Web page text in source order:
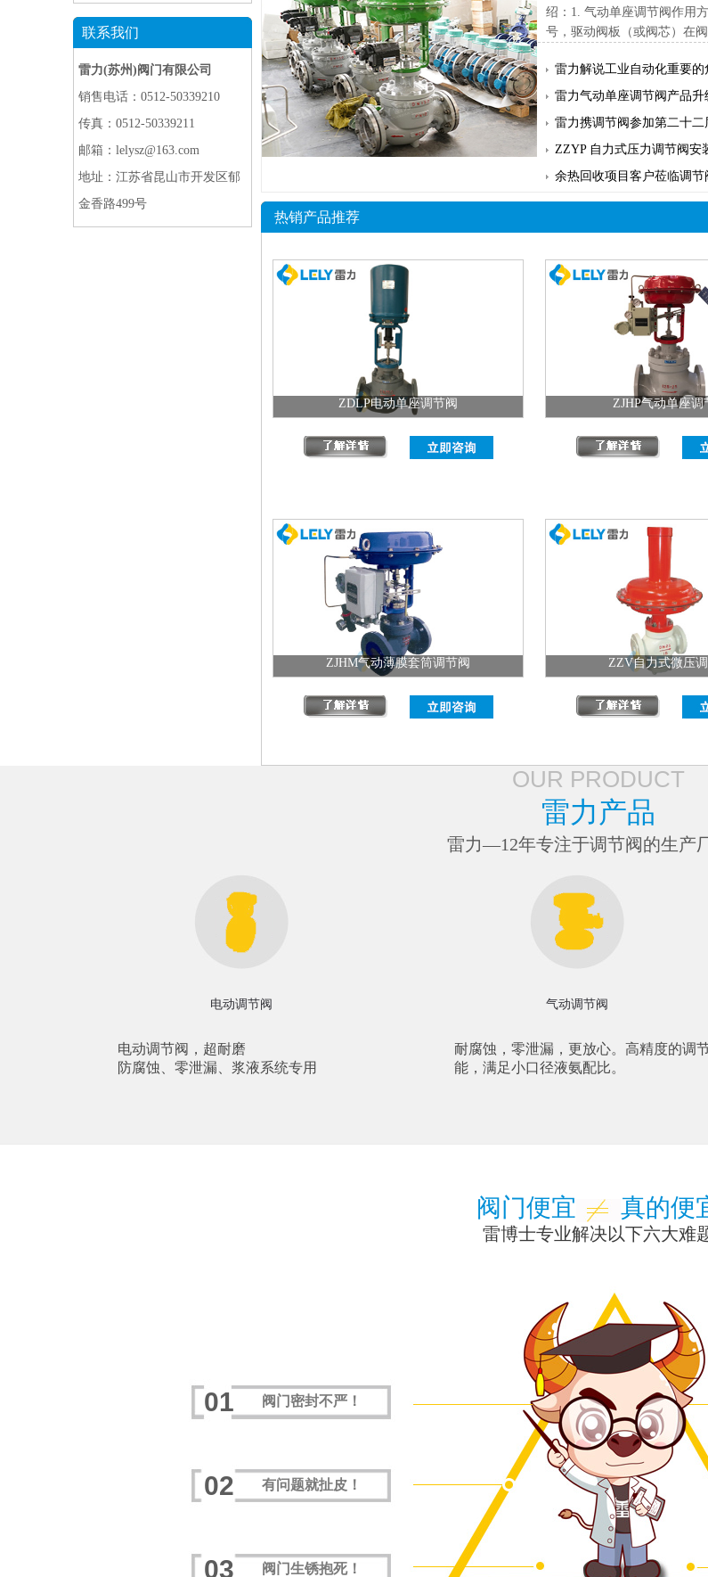
联系我们
雷力(苏州)阀门有限公司
销售电话：0512-50339210
传真：0512-50339211
邮箱：lelysz@163.com
地址： 江苏省昆山市开发区郁
金香路499号
绍：1.气动单座调节阀作用
号，驱动阀板（或阀芯）在
雷力解说工业自动化重要
雷力气动单座调节阀产品
雷力携调节阀参加第二十
ZZYP自力式压力调节阀安
余热回收项目客户莅临调
热销产品推荐
ZDLP电动单座调节阀 ZJHP气动单座调
ZJHM气动薄膜套筒调节阀 ZZV自力式微压
OURPRODUCT
雷力产品
雷力—12年专注于调节阀的生产
电动调节阀
电动调节阀，超耐磨
防腐蚀、零泄漏、浆液系统专用
气动调节阀
耐腐蚀，零泄漏，更放心。高精度的调
能，满足小口径液氨配比。
阀门便宜 真的便
雷博士专业解决以下六大难
01 阀门密封不严！
02 有问题就扯皮！
03 阀门生锈抱死！